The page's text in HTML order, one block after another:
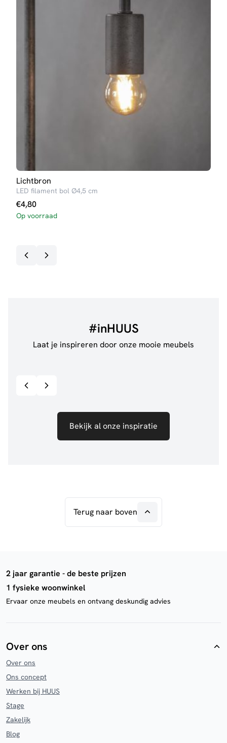
Lichtbron
LED filament bol Ø4,5 cm
€4,80
Op voorraad
#inHUUS
Laat je inspireren door onze mooie meubels
Bekijk al onze inspiratie
Terug naar boven
2 jaar garantie - de beste prijzen
1 fysieke woonwinkel
Ervaar onze meubels en ontvang deskundig advies
Over ons
Over ons
Ons concept
Werken bij HUUS
Stage
Zakelijk
Blog